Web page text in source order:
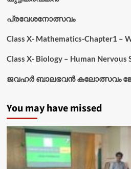
പ്രവേശനോത്സവം
Class X- Mathematics-Chapter1 –
Class X- Biology – Human Nervous
ജവഹർ ബാലഭവൻ കലോത്സവം
You may have missed